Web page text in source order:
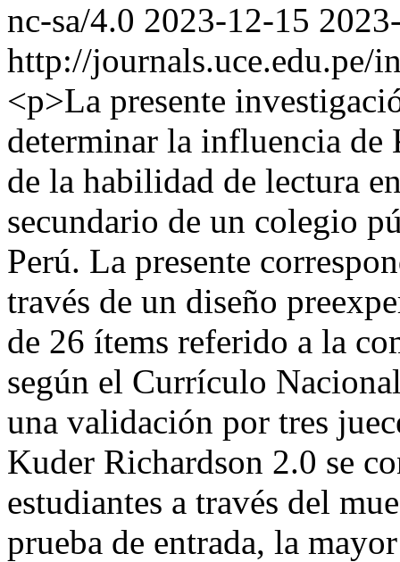
nc-sa/4.0 2023-12-15
http://journals.uce.edu.pe/
<p>La presente
determinar la influencia de
de la habilidad de lectura
secundario de un colegio
Perú. La presente
través de un diseño
de 26 ítems referido a la
según el Currículo
una validación por tres
Kuder Richardson 2.0 se
estudiantes a través del
prueba de entrada, la